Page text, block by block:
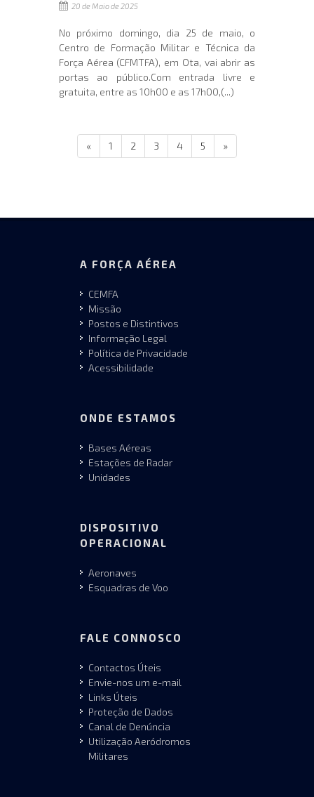
20 de Maio de 2025
No próximo domingo, dia 25 de maio, o
Centro de Formação Militar e Técnica da
Força Aérea (CFMTFA), em Ota, vai abrir as
portas ao público.Com entrada livre e
gratuita, entre as 10h00 e as 17h00,(...)
« 1 2 3 4 5 »
A FORÇA AÉREA
CEMFA
Missão
Postos e Distintivos
Informação Legal
Política de Privacidade
Acessibilidade
ONDE ESTAMOS
Bases Aéreas
Estações de Radar
Unidades
DISPOSITIVO
OPERACIONAL
Aeronaves
Esquadras de Voo
FALE CONNOSCO
Contactos Úteis
Envie-nos um e-mail
Links Úteis
Proteção de Dados
Canal de Denúncia
Utilização Aeródromos
Militares